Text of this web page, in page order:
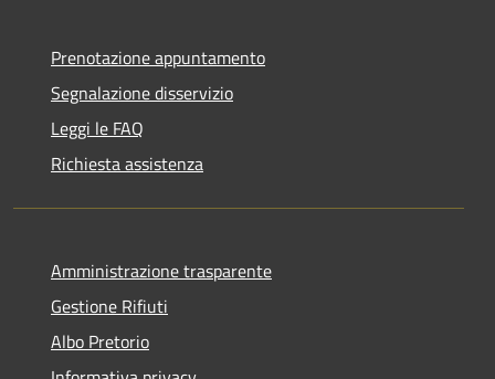
Prenotazione appuntamento
Segnalazione disservizio
Leggi le FAQ
Richiesta assistenza
Amministrazione trasparente
Gestione Rifiuti
Albo Pretorio